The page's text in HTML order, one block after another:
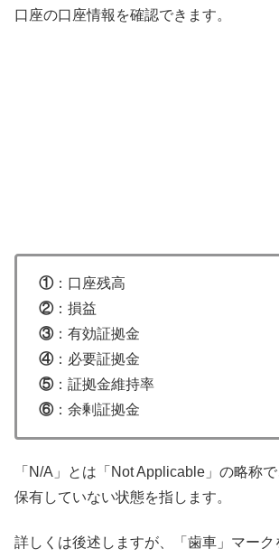
口座の口座情報を確認できます。
①：口座残高
②：損益
③：有効証拠金
④：必要証拠金
⑤：証拠金維持率
⑥：余剰証拠金
「N/A」とは「Not Applicable」の略称
保有していない状態を指します。
詳しくは後述しますが、「歯車」マーク